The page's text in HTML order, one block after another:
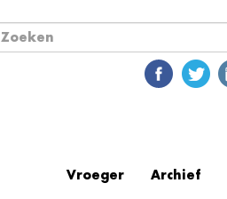
Zoekveld
Archief
Vroeger